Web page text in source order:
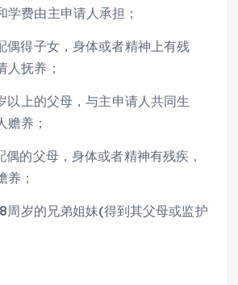
学费由主申请人承担；
偶得子女，身体或者精神上有残
人抚养；
以上的父母，与主申请人共同生
赡养；
的父母，身体或者精神有残疾，
养；
周岁的兄弟姐妹(得到其父母或监护